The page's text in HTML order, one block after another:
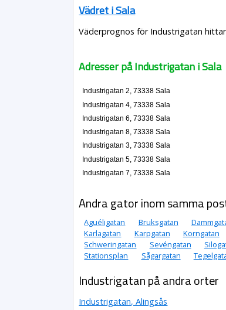
Vädret i Sala
Väderprognos för Industrigatan
Adresser på Industrigatan i Sala
Industrigatan 2, 73338 Sala
Industrigatan 4, 73338 Sala
Industrigatan 6, 73338 Sala
Industrigatan 8, 73338 Sala
Industrigatan 3, 73338 Sala
Industrigatan 5, 73338 Sala
Industrigatan 7, 73338 Sala
Andra gator inom samma
Aguéligatan Bruksgatan
Karlagatan
Karpgatan Korngatan
Schweringatan
Sevéngatan
Stationsplan
Sågargatan
Industrigatan på andra orter
Industrigatan, Alingsås